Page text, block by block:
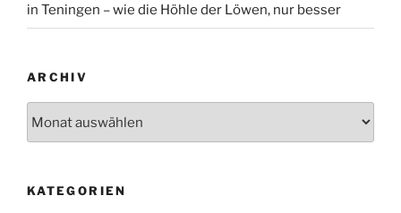
in Teningen – wie die Höhle der Löwen, nur besser
ARCHIV
KATEGORIEN